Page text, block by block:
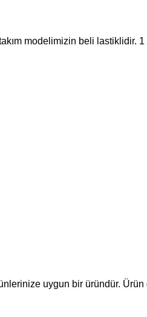
modelimizin beli
uygun bir üründür.